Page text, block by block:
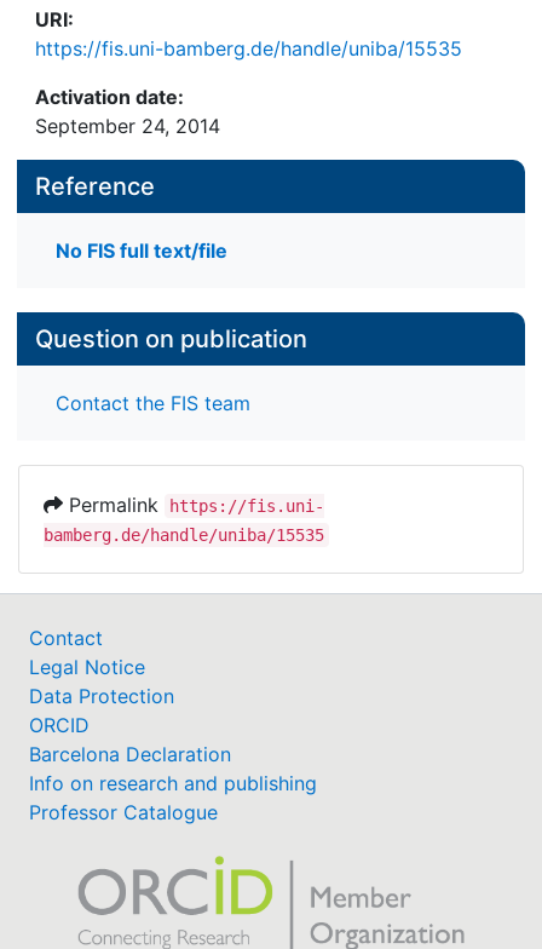
URI:
https://fis.uni-bamberg.de/handle/uniba/15535
Activation date:
September 24, 2014
Reference
No FIS full text/file
Question on publication
Contact the FIS team
Permalink
https://fis.uni-
bamberg.de/handle/uniba/15535
Contact
Legal Notice
Data Protection
ORCID
Barcelona Declaration
Info on research and publishing
Professor Catalogue